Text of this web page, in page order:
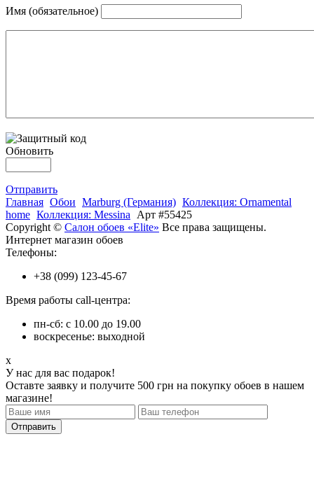
Имя (обязательное)
Обновить
Отправить
Главная Обои Marburg (Германия) Коллекция: Ornamental
home Коллекция: Messina
Арт #55425
Copyright © Салон обоев «Elite» Все права защищены.
Интернет магазин обоев
Телефоны:
+38 (099) 123-45-67
Время работы call-центра:
пн-сб: с 10.00 до 19.00
воскресенье: выходной
x
У нас для вас подарок!
Оставте заявку и получите 500 грн на покупку обоев в нашем
магазине!